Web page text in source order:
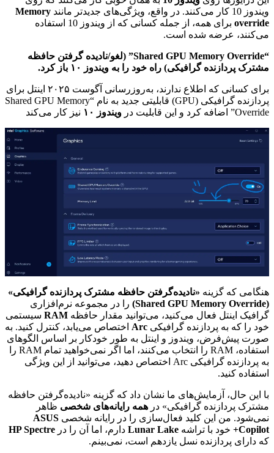
ویندوز 10 کار می‌کنند. در واقع، ویژگی‌های جدیدتر مانند
Memory
override
برای همه، از جمله کسانی که از ویندوز 10 استفاده
می‌کنند، عرضه شده است.
“Shared GPU Memory Override” (لغو/نادیده گرفتن حافظه
مشترک پردازنده گرافیکی) راه خود را به ویندوز ۱۰ باز کرد.
برای کسانی که اطلاع ندارند، به‌روزرسانی آگوست ۲۰۲۵ اینتل برای
پردازنده گرافیکی (GPU) قابلیتی جدید به نام “Shared GPU Memory
Override” اضافه کرد و این قابلیت در
ویندوز ۱۰ نیز کار می‌کند
هنگامی که گزینه «نادیده‌گرفتن حافظه مشترک پردازنده گرافیکی»
(Shared GPU Memory Override)
را در مجموعه نرم‌افزاری
گرافیک اینتل فعال می‌کنید، می‌توانید مقدار حافظه RAM سیستمی
خود را که به پردازنده گرافیکی Arc اختصاص می‌یابد، کنترل کنید. به
صورت پیش‌فرض، ویندوز و اینتل به طور خودکار بر اساس الگوهای
استفاده، RAM را انتخاب می‌کنند، اما اگر نمی‌خواهید تمام RAM را
به پردازنده گرافیکی Arc اختصاص دهید، می‌توانید از این ویژگی
استفاده کنید.
با این حال، آزمایش‌های ما نشان داد که گزینه «نادیده‌گرفتن حافظه
مشترک پردازنده گرافیکی» در همه رایانه‌های شخصی ظاهر
نمی‌شود. من این کلید فعال‌سازی را در رایانه شخصی ASUS
Copilot+
خود با تراشه Lunar Lake دارم، اما آن را در HP Spectre
که دارای پردازنده نسل یازدهم است، نمی‌بینم.